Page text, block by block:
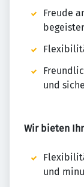
Freude
und
Wir bieten
und